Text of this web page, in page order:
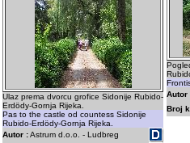
Ulaz prema dvorcu grofice Sidonije Rubido-
Erdödy-Gornja Rijeka.
Pas to the castle od countess Sidonije
Rubido-Erdödy-Gornja Rijeka.
Autor :Astrum d.o.o. - Ludbreg
Autor
Broj